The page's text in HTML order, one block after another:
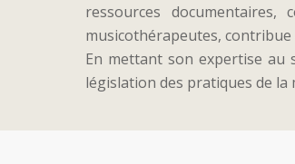
ressources
musicothérapeutes,
En mettant son expertise au
législation des pratiques de